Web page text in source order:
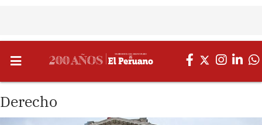
Derecho